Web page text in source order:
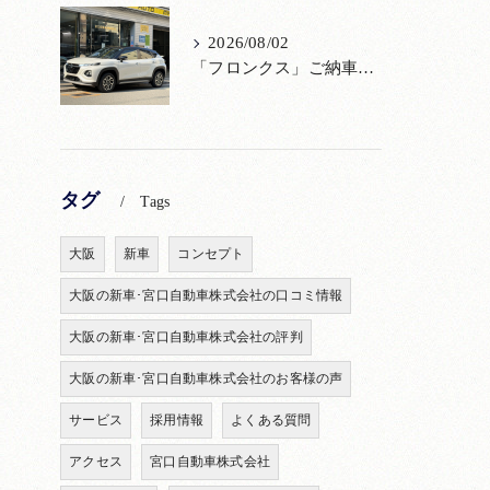
2026/08/02
「フロンクス」ご納車！購入からメンテナンス・リコールまで！宮口自動車
タグ Tags
大阪 新車 コンセプト
大阪の新車･宮口自動車株式会社の口コミ情報
大阪の新車･宮口自動車株式会社の評判
大阪の新車･宮口自動車株式会社のお客様の声
サービス 採用情報 よくある質問
アクセス 宮口自動車株式会社